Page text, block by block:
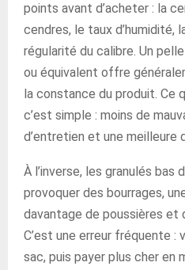
points avant d’acheter : la
cendres, le taux d’humidité,
régularité du calibre. Un
ou équivalent offre
la constance du produit. Ce
c’est simple : moins de
d’entretien et une meilleure
À l’inverse, les granulés bas
provoquer des bourrages,
davantage de poussières et
C’est une erreur fréquente :
sac, puis payer plus cher en